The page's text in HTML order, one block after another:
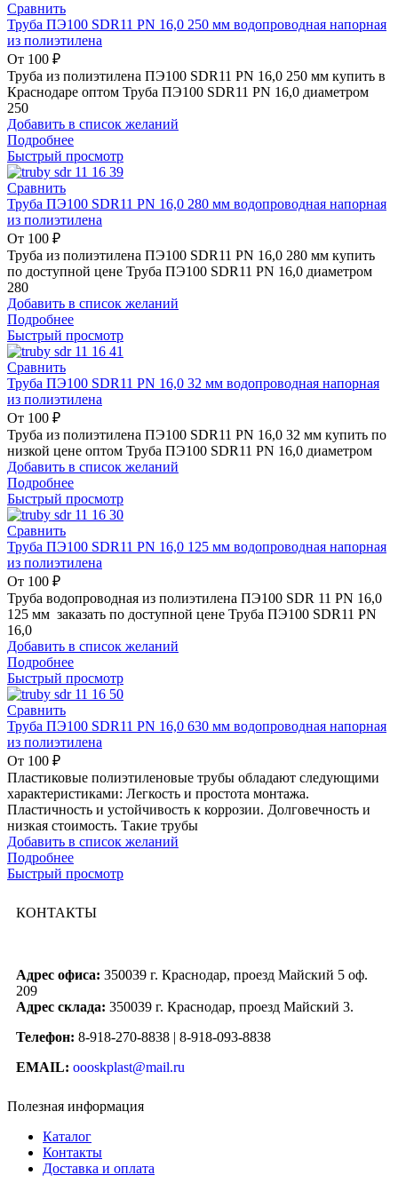
Сравнить
Труба ПЭ100 SDR11 PN 16,0 250 мм водопроводная напорная
из полиэтилена
От 100 ₽
Труба из полиэтилена ПЭ100 SDR11 PN 16,0 250 мм купить в
Краснодаре оптом Труба ПЭ100 SDR11 PN 16,0 диаметром
250
Добавить в список желаний
Подробнее
Быстрый просмотр
Сравнить
Труба ПЭ100 SDR11 PN 16,0 280 мм водопроводная напорная
из полиэтилена
От 100 ₽
Труба из полиэтилена ПЭ100 SDR11 PN 16,0 280 мм купить
по доступной цене Труба ПЭ100 SDR11 PN 16,0 диаметром
280
Добавить в список желаний
Подробнее
Быстрый просмотр
Сравнить
Труба ПЭ100 SDR11 PN 16,0 32 мм водопроводная напорная
из полиэтилена
От 100 ₽
Труба из полиэтилена ПЭ100 SDR11 PN 16,0 32 мм купить по
низкой цене оптом Труба ПЭ100 SDR11 PN 16,0 диаметром
Добавить в список желаний
Подробнее
Быстрый просмотр
Сравнить
Труба ПЭ100 SDR11 PN 16,0 125 мм водопроводная напорная
из полиэтилена
От 100 ₽
Труба водопроводная из полиэтилена ПЭ100 SDR 11 PN 16,0
125 мм заказать по доступной цене Труба ПЭ100 SDR11 PN
16,0
Добавить в список желаний
Подробнее
Быстрый просмотр
Сравнить
Труба ПЭ100 SDR11 PN 16,0 630 мм водопроводная напорная
из полиэтилена
От 100 ₽
Пластиковые полиэтиленовые трубы обладают следующими
характеристиками: Легкость и простота монтажа.
Пластичность и устойчивость к коррозии. Долговечность и
низкая стоимость. Такие трубы
Добавить в список желаний
Подробнее
Быстрый просмотр
КОНТАКТЫ
Адрес офиса: 350039 г. Краснодар, проезд Майский 5 оф.
209
Адрес склада: 350039 г. Краснодар, проезд Майский 3.
Телефон: 8-918-270-8838 | 8-918-093-8838
EMAIL: oooskplast@mail.ru
Полезная информация
Каталог
Контакты
Доставка и оплата